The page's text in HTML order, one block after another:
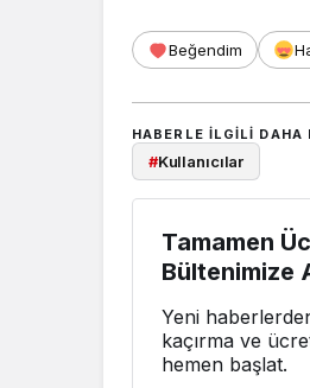
Beğendim
HABERLE ILGILI DAHA
#Kullanıcılar
Tamamen
Bültenimize
Yeni
kaçırma ve
hemen başlat.